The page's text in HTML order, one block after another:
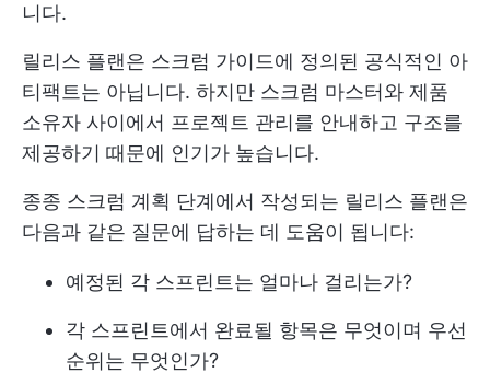
니다.
릴리스 플랜은 스크럼 가이드에 정의된 공식적인 아
티팩트는 아닙니다. 하지만 스크럼 마스터와 제품
소유자 사이에서 프로젝트 관리를 안내하고 구조를
제공하기 때문에 인기가 높습니다.
종종 스크럼 계획 단계에서 작성되는 릴리스 플랜은
다음과 같은 질문에 답하는 데 도움이 됩니다:
예정된 각 스프린트는 얼마나 걸리는가?
각 스프린트에서 완료될 항목은 무엇이며 우선
순위는 무엇인가?